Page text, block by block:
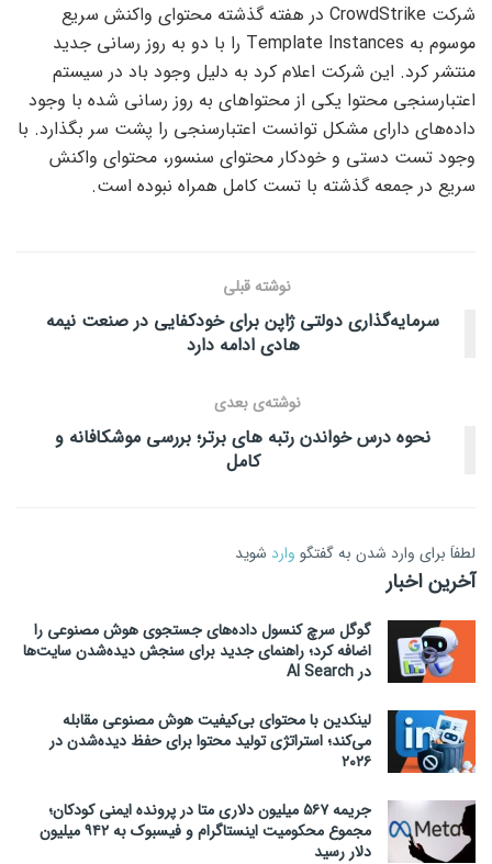
شرکت CrowdStrike در هفته گذشته محتوای واکنش سریع
موسوم به Template Instances را با دو به روز رسانی جدید
منتشر کرد. این شرکت اعلام کرد به دلیل وجود باد در سیستم
اعتبارسنجی محتوا یکی از محتواهای به روز رسانی شده با وجود
داده‌های دارای مشکل توانست اعتبارسنجی را پشت سر بگذارد. با
وجود تست دستی و خودکار محتوای سنسور، محتوای واکنش
سریع در جمعه گذشته با تست کامل همراه نبوده است.
نوشته قبلی
سرمایه‌گذاری دولتی ژاپن برای خودکفایی در صنعت نیمه
هادی ادامه دارد
نوشته‌ی بعدی
نحوه درس خواندن رتبه های برتر؛ بررسی موشکافانه و
کامل
لطفاَ برای وارد شدن به گفتگو وارد شوید
آخرین اخبار
گوگل سرچ کنسول داده‌های جستجوی هوش مصنوعی را
اضافه کرد؛ راهنمای جدید برای سنجش دیده‌شدن سایت‌ها
در AI Search
لینکدین با محتوای بی‌کیفیت هوش مصنوعی مقابله
می‌کند؛ استراتژی تولید محتوا برای حفظ دیده‌شدن در
۲۰۲۶
جریمه ۵۶۷ میلیون دلاری متا در پرونده ایمنی کودکان؛
مجموع محکومیت اینستاگرام و فیسبوک به ۹۴۲ میلیون
دلار رسید